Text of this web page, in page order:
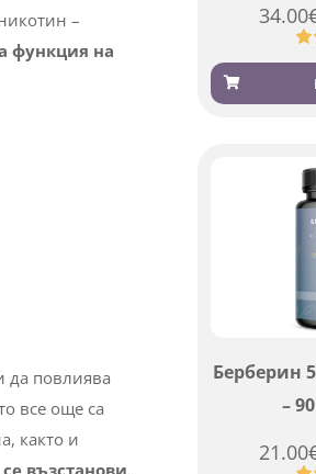
–
функция на
да повлиява
все още са
както и
възстанови.
34.00
Берберин
–
21.00